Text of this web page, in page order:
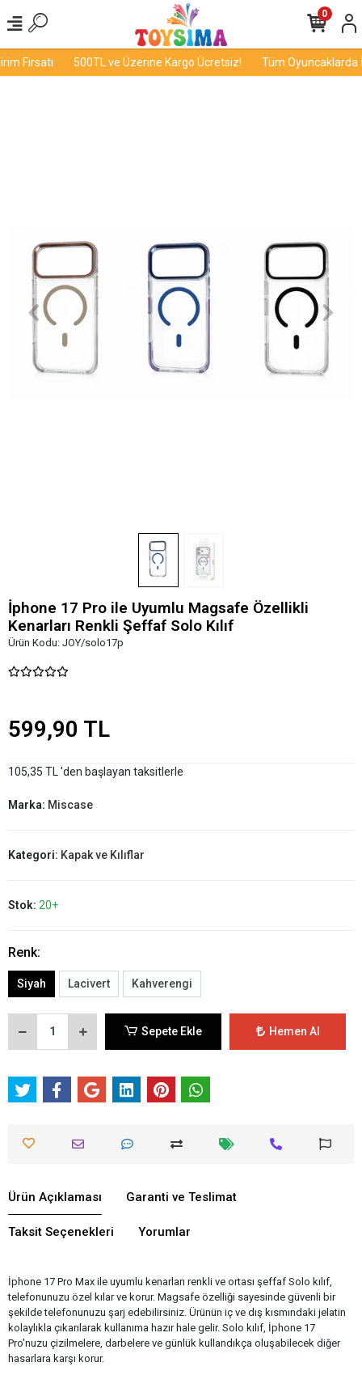
Fırsatı 500TL ve Üzerine Kargo Ücretsiz! Tüm Oyuncaklarda
0
İphone 17 Pro ile Uyumlu Magsafe Özellikli
Kenarları Renkli Şeffaf Solo Kılıf
Ürün Kodu: JOY/solo17p
599,90 TL
105,35 TL 'den başlayan taksitlerle
Marka: Miscase
Kategori: Kapak ve Kılıflar
Stok: 20+
Renk:
Siyah Lacivert Kahverengi
Sepete Ekle Hemen Al
Ürün Açıklaması Garanti ve Teslimat
Taksit Seçenekleri Yorumlar
İphone 17 Pro Max ile uyumlu kenarları renkli ve ortası şeffaf Solo kılıf,
telefonunuzu özel kılar ve korur. Magsafe özelliği sayesinde güvenli bir
şekilde telefonunuzu şarj edebilirsiniz. Ürünün iç ve dış kısmındaki jelatin
kolaylıkla çıkarılarak kullanıma hazır hale gelir. Solo kılıf, İphone 17
Pro'nuzu çizilmelere, darbelere ve günlük kullandıkça oluşabilecek diğer
hasarlara karşı korur.